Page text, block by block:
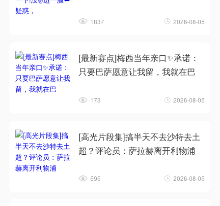
1837 2026-08-05
[最新赛点]梅西当年亲口✨承诺：
只要巴萨愿意让我留，我就在巴
173 2026-08-05
[高光片段集]搞半天不去沙特去土
超？评论员：萨拉赫离开利物浦
595 2026-08-05